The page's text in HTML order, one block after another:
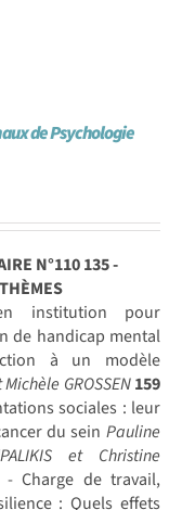
de Psychologie
N°110135 -
THÈMES
institution pour
de handicap mental
à un modèle
GROSSEN159
sociales : leur
du sein Pauline
et Christine
Charge de travail,
: Quels effets